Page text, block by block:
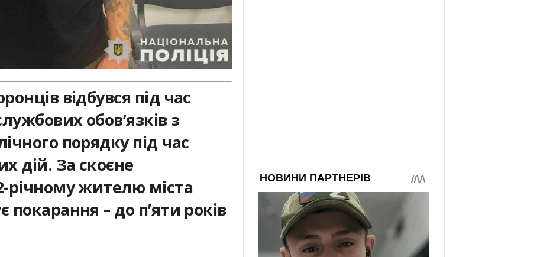
відбувся під час
обов’язків з
порядку під час
дій. За скоєне
річному жителю міста
– до п’яти років